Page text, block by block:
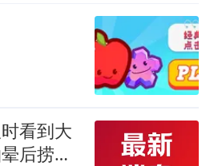
看到大
后捞